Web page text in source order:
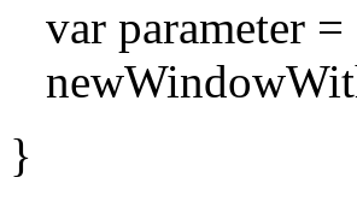
var parameter
}